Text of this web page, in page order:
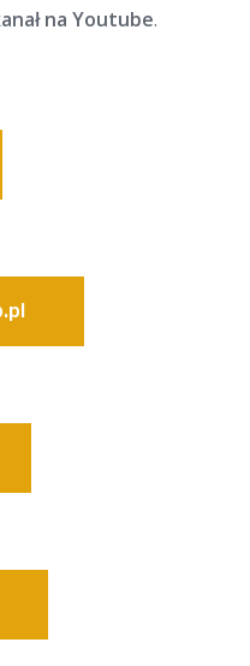
na Youtube.